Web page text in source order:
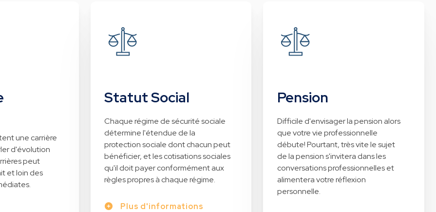
une carrière
d'évolution
peut
et loin des
Statut Social
Chaque régime de sécurité sociale
détermine l'étendue de la
protection sociale dont chacun peut
bénéficier, et les cotisations sociales
qu'il doit payer conformément aux
règles propres à chaque régime.
Plus d'informations
Pension
Difficile d'envisager la pension alors
que votre vie professionnelle
débute! Pourtant, très vite le sujet
de la pension s'invitera dans les
conversations professionnelles et
alimentera votre réflexion
personnelle.